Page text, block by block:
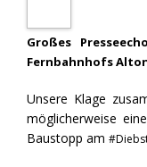
Großes
Fernbahnhofs
Unsere Klage
möglicherweise
Baustopp am